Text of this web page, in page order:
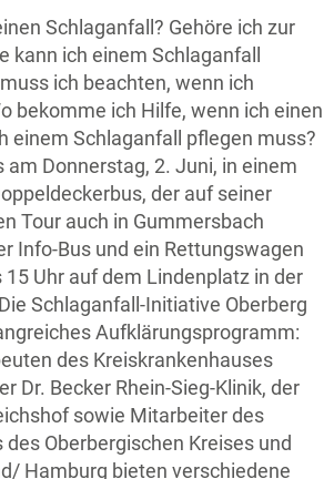
Schlaganfall? Gehöre ich zur
kann ich einem Schlaganfall
ich beachten, wenn ich
bekomme ich Hilfe, wenn ich einen
einem Schlaganfall pflegen muss?
Donnerstag, 2. Juni, in einem
der auf seiner
Tour auch in Gummersbach
Info-Bus und ein Rettungswagen
15 Uhr auf dem Lindenplatz in der
Schlaganfall-Initiative Oberberg
Aufklärungsprogramm:
des Kreiskrankenhauses
Dr. Becker Rhein-Sieg-Klinik, der
sowie Mitarbeiter des
Oberbergischen Kreises und
Hamburg bieten verschiedene